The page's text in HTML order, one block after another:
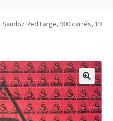
Sandoz Red Large, 900 carrés, 19